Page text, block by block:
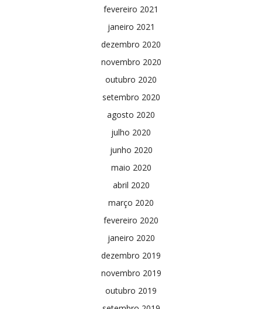
fevereiro 2021
janeiro 2021
dezembro 2020
novembro 2020
outubro 2020
setembro 2020
agosto 2020
julho 2020
junho 2020
maio 2020
abril 2020
março 2020
fevereiro 2020
janeiro 2020
dezembro 2019
novembro 2019
outubro 2019